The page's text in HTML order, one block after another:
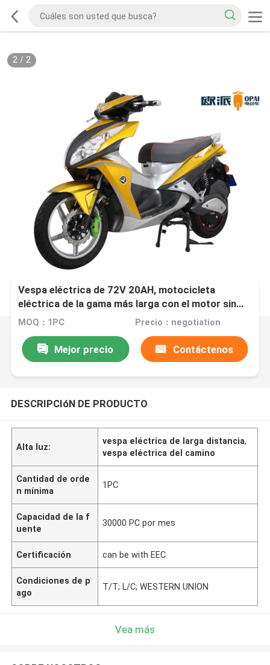
2/ 2
Vespa eléctrica de 72V 20AH, motocicleta
eléctrica de la gama más larga con el motor sin
cepillo
MOQ：1PC Precio：negotiation
Mejor precio Contáctenos
DESCRIPCIóN DE PRODUCTO
Alta luz:
vespa eléctrica de larga distancia,
vespa eléctrica del camino
Cantidad de orde
n mínima
1PC
Capacidad de la f
uente
30000 PC por mes
Certificación can be with EEC
Condiciones de p
ago
T/T; L/C; WESTERN UNION
Vea más